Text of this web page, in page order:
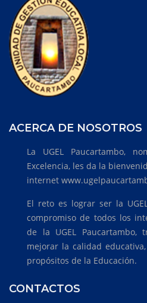
ACERCA DE NOSOTROS
La UGEL Paucartambo,
Excelencia, les da la
internet
El reto es lograr ser la
compromiso de todos los
de la UGEL Paucartambo,
mejorar la calidad
propósitos de la Educación.
CONTACTOS